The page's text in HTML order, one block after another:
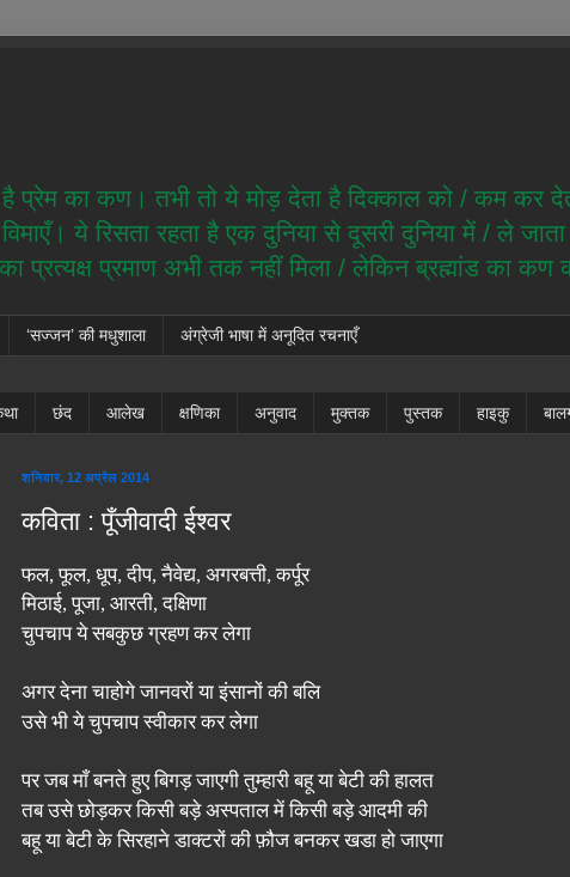
है प्रेम का कण। तभी तो ये मोड़ देता है दिक्काल को / कम
ये रिसता रहता है एक दुनिया से दूसरी दुनिया में / ले
प्रत्यक्ष प्रमाण अभी तक नहीं मिला / लेकिन ब्रह्मांड का
‘सज्जन’ की मधुशाला अंग्रेजी भाषा में अनूदित रचनाएँ
छंद आलेख क्षणिका अनुवाद मुक्तक पुस्तक हाइकु
शनिवार, 12 अप्रैल 2014
कविता : पूँजीवादी ईश्वर
फल,फूल, धूप,दीप,नैवेद्य, अगरबत्ती,कर्पूर
मिठाई,पूजा, आरती,दक्षिणा
चुपचाप ये सबकुछ ग्रहण कर लेगा
अगर देना चाहोगे जानवरों या इंसानों की बलि
उसे भी ये चुपचाप स्वीकार कर लेगा
पर जब माँ बनते हुए बिगड़ जाएगी तुम्हारी बहू या बेटी की हालत
तब उसे छोड़कर किसी बड़े अस्पताल में किसी बड़े आदमी की
बहू या बेटी के सिरहाने डाक्टरों की फ़ौज बनकर खडा हो जाएगा